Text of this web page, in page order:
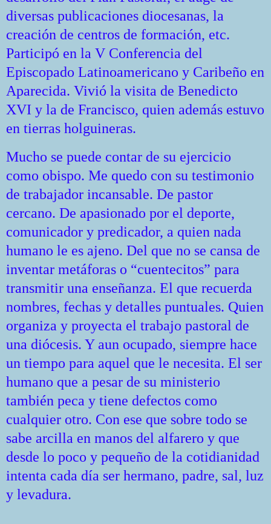
diversas publicaciones diocesanas, la
creación de centros de formación, etc.
Participó en la V Conferencia del
Episcopado Latinoamericano y Caribeño en
Aparecida. Vivió la visita de Benedicto
XVI y la de Francisco, quien además estuvo
en tierras holguineras.
Mucho se puede contar de su ejercicio
como obispo. Me quedo con su testimonio
de trabajador incansable. De pastor
cercano. De apasionado por el deporte,
comunicador y predicador, a quien nada
humano le es ajeno. Del que no se cansa de
inventar metáforas o “cuentecitos” para
transmitir una enseñanza. El que recuerda
nombres, fechas y detalles puntuales. Quien
organiza y proyecta el trabajo pastoral de
una diócesis. Y aun ocupado, siempre hace
un tiempo para aquel que le necesita. El ser
humano que a pesar de su ministerio
también peca y tiene defectos como
cualquier otro. Con ese que sobre todo se
sabe arcilla en manos del alfarero y que
desde lo poco y pequeño de la cotidianidad
intenta cada día ser hermano, padre, sal, luz
y levadura.